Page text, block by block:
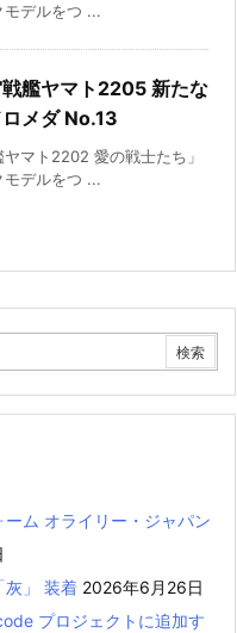
モデルをつ ...
艦ヤマト2205 新たな
メダ No.13
マト2202 愛の戦士たち」
モデルをつ ...
ーム オライリー・ジャパン
灰」 装着 2026年6月26日
プロジェクトに追加す